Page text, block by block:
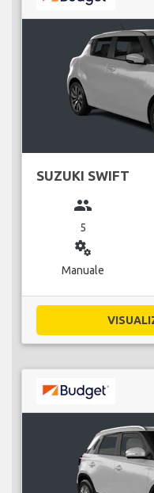
SUZUKI SWIFT
group
5
miscellaneous_services
Manuale